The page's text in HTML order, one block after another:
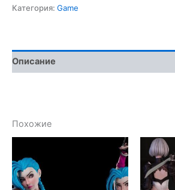
Shiranui
Категория: Game
Описание
Похожие